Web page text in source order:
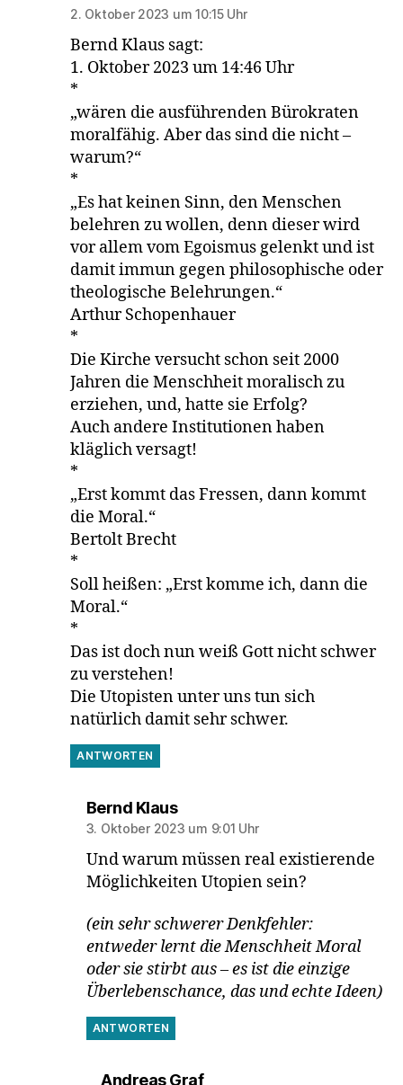
2. Oktober 2023 um 10:15 Uhr
Bernd Klaus sagt:
1. Oktober 2023 um 14:46 Uhr
*
„wären die ausführenden Bürokraten
moralfähig. Aber das sind die nicht –
warum?“
*
„Es hat keinen Sinn, den Menschen
belehren zu wollen, denn dieser wird
vor allem vom Egoismus gelenkt und ist
damit immun gegen philosophische oder
theologische Belehrungen.“
Arthur Schopenhauer
*
Die Kirche versucht schon seit 2000
Jahren die Menschheit moralisch zu
erziehen, und, hatte sie Erfolg?
Auch andere Institutionen haben
kläglich versagt!
*
„Erst kommt das Fressen, dann kommt
die Moral.“
Bertolt Brecht
*
Soll heißen: „Erst komme ich, dann die
Moral.“
*
Das ist doch nun weiß Gott nicht schwer
zu verstehen!
Die Utopisten unter uns tun sich
natürlich damit sehr schwer.
ANTWORTEN
Bernd Klaussagt:
3. Oktober 2023 um 9:01 Uhr
Und warum müssen real existierende
Möglichkeiten Utopien sein?
(ein sehr schwerer Denkfehler:
entweder lernt die Menschheit Moral
oder sie stirbt aus – es ist die einzige
Überlebenschance, das und echte Ideen)
ANTWORTEN
Andreas Grafsagt: